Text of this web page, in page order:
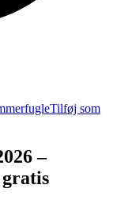
Tilføj som
–
gratis